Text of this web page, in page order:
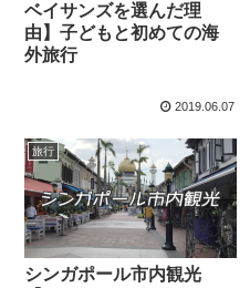
ベイサンズを選んだ理
由】子どもと初めての海
外旅行
2019.06.07
旅行
シンガポール市内観光